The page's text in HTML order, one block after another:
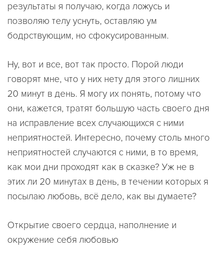
результаты я получаю, когда ложусь и
позволяю телу уснуть, оставляю ум
бодрствующим, но сфокусированным.
Ну, вот и все, вот так просто. Порой люди
говорят мне, что у них нету для этого лишних
20 минут в день. Я могу их понять, потому что
они, кажется, тратят большую часть своего дня
на исправление всех случающихся с ними
неприятностей. Интересно, почему столь много
неприятностей случаются с ними, в то время,
как мои дни проходят как в сказке? Уж не в
этих ли 20 минутах в день, в течении которых я
посылаю любовь, всё дело, как вы думаете?
Открытие своего сердца, наполнение и
окружение себя любовью